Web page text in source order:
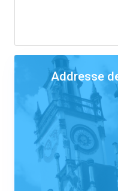
Addresse